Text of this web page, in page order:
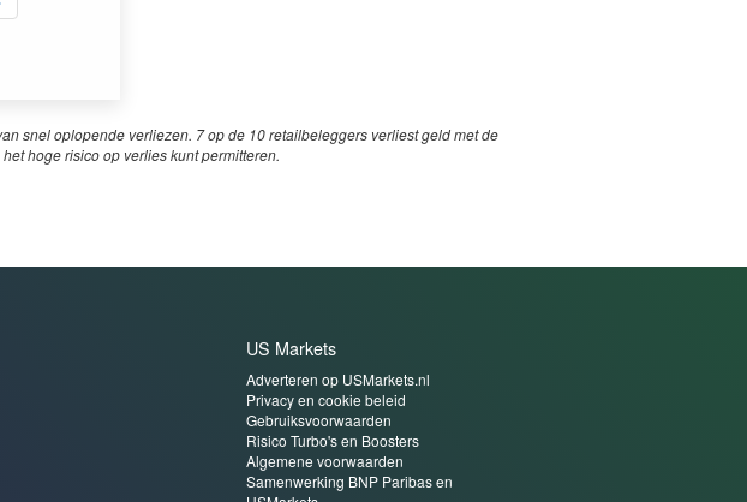
snel oplopende verliezen. 7 op de 10 retailbeleggers verliest geld met de
hoge risico op verlies kunt permitteren.
US Markets
Adverteren op USMarkets.nl
Privacy en cookie beleid
Gebruiksvoorwaarden
Risico Turbo's en Boosters
Algemene voorwaarden
Samenwerking BNP Paribas en